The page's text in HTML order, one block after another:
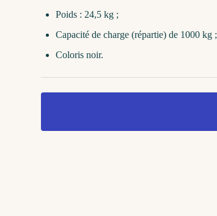
Poids : 24,5 kg ;
Capacité de charge (répartie) de 1000 kg ;
Coloris noir.